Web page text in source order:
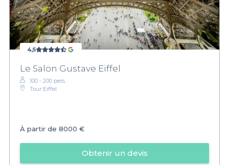
4,5
Le Salon Gustave Eiffel
100 - 200 pers.
Tour Eiffel
À partir de 8000 €
Obtenir un devis